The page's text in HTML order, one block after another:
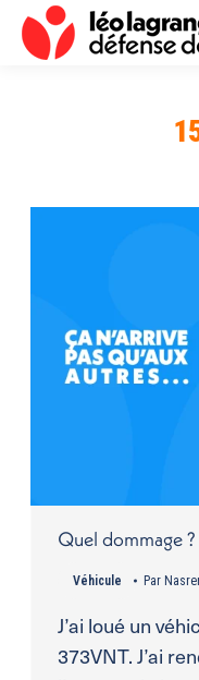
Quel dommage ?
Véhicule Par
J’ai loué un
373VNT. J’ai